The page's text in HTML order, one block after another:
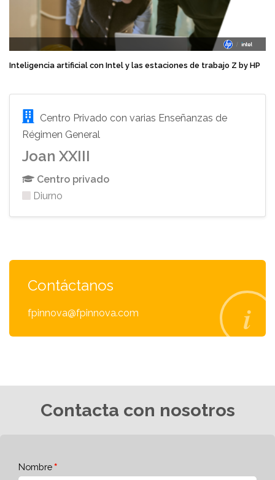
Inteligencia artificial con Intel y las estaciones de trabajo Z by HP
Centro Privado con varias Enseñanzas de
Régimen General
Joan XXIII
Centro privado
Diurno
Contáctanos
fpinnova@fpinnova.com
Contacta con nosotros
Nombre